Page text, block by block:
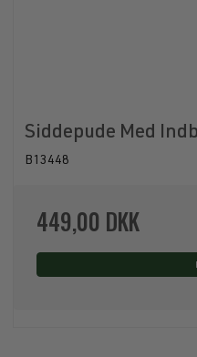
Siddepude Med
B13448
449,00 DKK